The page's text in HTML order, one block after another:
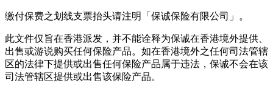
缴付保费之划线支票抬头请注明「保诚保险有限公司」。
此文件仅旨在香港派发，并不能诠释为保诚在香港境外提供、
出售或游说购买任何保险产品。如在香港境外之任何司法管辖
区的法律下提供或出售任何保险产品属于违法，保诚不会在该
司法管辖区提供或出售该保险产品。